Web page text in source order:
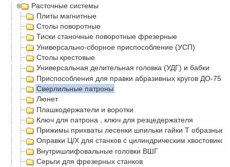
Расточные системы
Плиты магнитные
Столы поворотные
Тиски станочные поворотные фрезерные
Универсально-сборное приспособление (УСП)
Столы крестовые
Универсальная делительная головка (УДГ) и бабки
Приспособления для правки абразивных кругов ДО-75
Сверлильные патроны
Люнет
Плашкодержатели и воротки
Ключ для патрона , ключ для резцедержателя
Прижимы прихваты лесенки шпильки гайки Т образные
Оправки Ц/Х для станков с цилиндрическим хвостовиком
Внутришлифовальные головки ВШГ
Серьги для фрезерных станков